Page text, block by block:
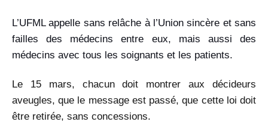
L’UFML appelle sans relâche à l’Union sincère et sans
failles des médecins entre eux, mais aussi des
médecins avec tous les soignants et les patients.
Le 15 mars, chacun doit montrer aux décideurs
aveugles, que le message est passé, que cette loi doit
être retirée, sans concessions.